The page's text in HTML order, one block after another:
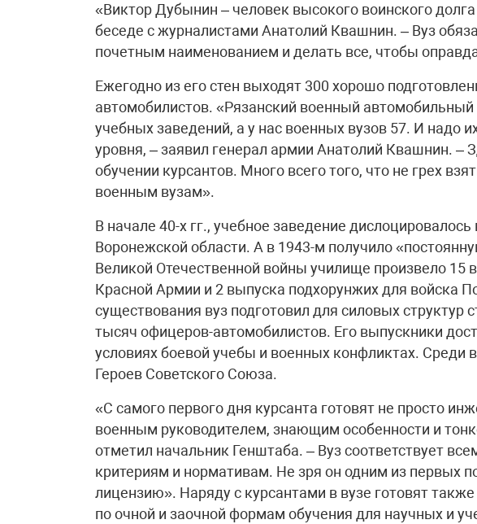
«Виктор Дубынин – человек высокого воинского
беседе с журналистами Анатолий Квашнин. – Вуз
почетным наименованием и делать все, чтобы
Ежегодно из его стен выходят 300 хорошо
автомобилистов. «Рязанский военный автомобильный
учебных заведений, а у нас военных вузов 57. И надо
уровня, – заявил генерал армии Анатолий Квашнин. –
обучении курсантов. Много всего того, что не грех
военным вузам».
В начале 40-х гг., учебное заведение
Воронежской области. А в 1943-м получило
Великой Отечественной войны училище произвело 15
Красной Армии и 2 выпуска подхорунжих для войска
существования вуз подготовил для силовых структур
тысяч офицеров-автомобилистов. Его выпускники
условиях боевой учебы и военных конфликтах. Среди
Героев Советского Союза.
«С самого первого дня курсанта готовят не просто
военным руководителем, знающим особенности и
отметил начальник Генштаба. – Вуз соответствует
критериям и нормативам. Не зря он одним из первых
лицензию». Наряду с курсантами в вузе готовят
по очной и заочной формам обучения для научных и